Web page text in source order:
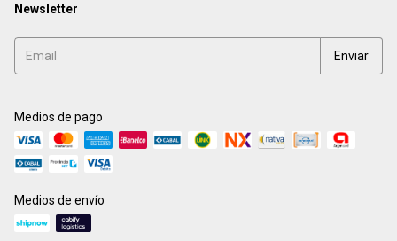
Newsletter
Medios de pago
Medios de envío